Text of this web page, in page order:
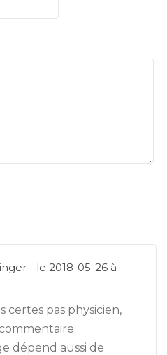
le 2018-05-26 à
certes pas physicien,
dépend aussi de